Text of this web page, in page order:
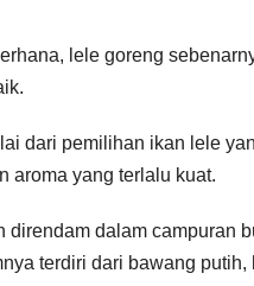
lele goreng
dari pemilihan ikan lele
aroma yang terlalu kuat.
direndam dalam campuran
terdiri dari bawang